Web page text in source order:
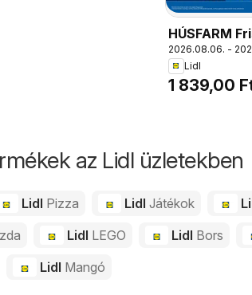
HÚSFARM
marha-
x 125 g; 1 kg =
2026.08.06. -
Lidl
1 839,00
az Lidl üzletekben
Lidl Pizza LidlJátékok
Lidl LEGO Lidl Bors
Lidl Mangó